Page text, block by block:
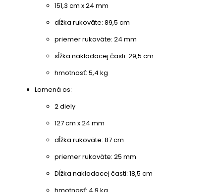
151,3 cm x 24 mm
dĺžka rukoväte: 89,5 cm
priemer rukoväte: 24 mm
sĺžka nakladacej časti: 29,5 cm
hmotnosť: 5,4 kg
Lomená os:
2 diely
127 cm x 24 mm
dĺžka rukoväte: 87 cm
priemer rukoväte: 25 mm
Dĺžka nakladacej časti: 18,5 cm
hmotnosť: 4,9 kg